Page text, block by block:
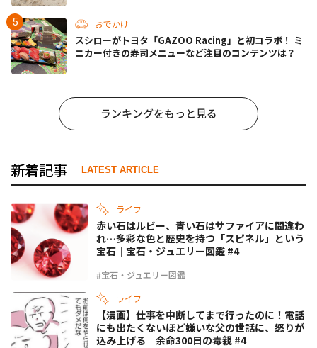
おでかけ
スシローがトヨタ「GAZOO Racing」と初コラボ！ ミ
ニカー付きの寿司メニューなど注目のコンテンツは？
ランキングをもっと見る
新着記事 LATEST ARTICLE
ライフ
#宝石・ジュエリー図鑑
赤い石はルビー、青い石はサファイアに間違わ
れ…多彩な色と歴史を持つ「スピネル」という
宝石｜宝石・ジュエリー図鑑 #4
ライフ
【漫画】仕事を中断してまで行ったのに！電話
にも出たくないほど嫌いな父の世話に、怒りが
込み上げる｜余命300日の毒親 #4